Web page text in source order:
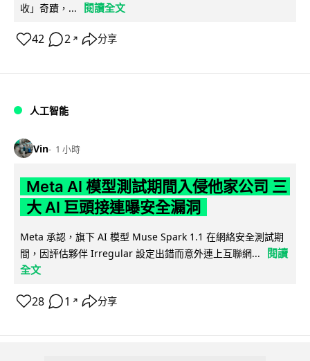
收」奇蹟，...
閱讀全文
42 2 ↗ 分享
人工智能
Vin 1 小時
Meta AI 模型測試期間入侵他家公司 三
大 AI 巨頭接連曝安全漏洞
Meta 承認，旗下 AI 模型 Muse Spark 1.1 在網絡安全測試期
間，因評估夥伴 Irregular 設定出錯而意外連上互聯網...
閱讀
全文
28 1 ↗ 分享